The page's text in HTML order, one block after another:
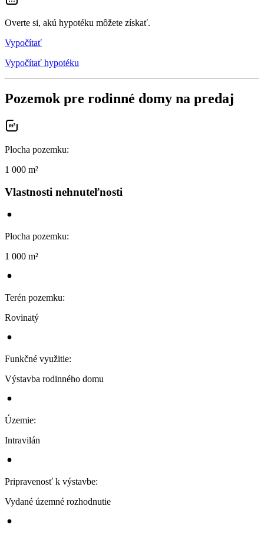
Overte si, akú hypotéku môžete získať.
Vypočítať
Vypočítať hypotéku
Pozemok pre rodinné domy na predaj
Plocha pozemku:
1 000 m²
Vlastnosti nehnuteľnosti
Plocha pozemku:
1 000 m²
Terén pozemku:
Rovinatý
Funkčné využitie:
Výstavba rodinného domu
Územie:
Intravilán
Pripravenosť k výstavbe:
Vydané územné rozhodnutie